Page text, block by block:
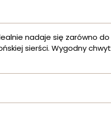
nadaje się zarówno do
sierści. Wygodny chwyt